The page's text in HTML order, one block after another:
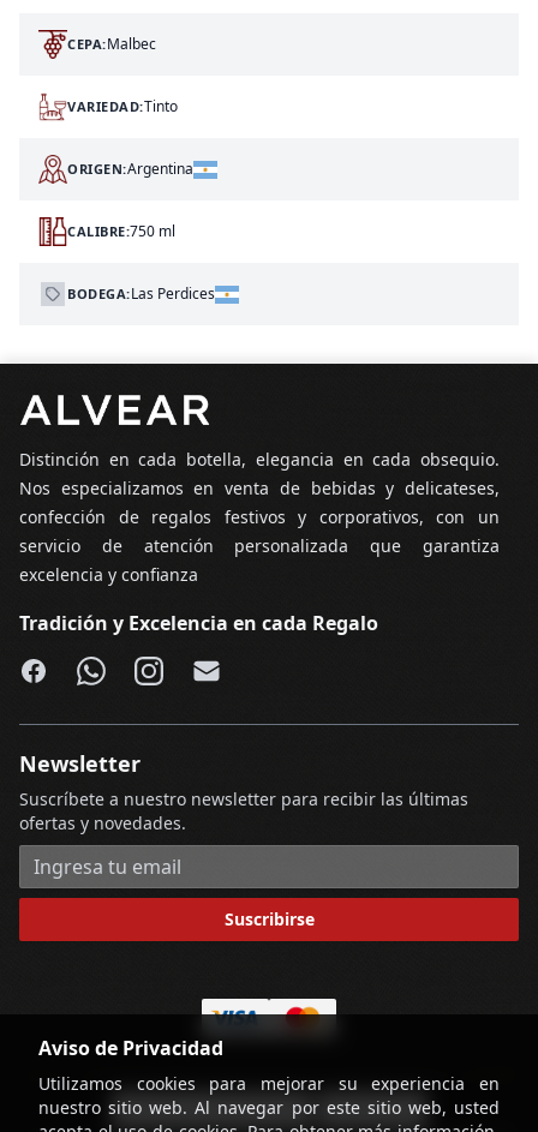
CEPA:Malbec
VARIEDAD:Tinto
ORIGEN:Argentina
CALIBRE:750 ml
BODEGA:Las Perdices
Aviso de Privacidad
Utilizamos cookies para mejorar su experiencia en
nuestro sitio web. Al navegar por este sitio web, usted
Distinción en cada botella, elegancia en cada obsequio.
Nos especializamos en venta de bebidas y delicateses,
confección de regalos festivos y corporativos, con un
servicio de atención personalizada que garantiza
excelencia y confianza
Tradición y Excelencia en cada Regalo
Facebook
WhatsApp
Instagram
Email
Newsletter
Suscríbete a nuestro newsletter para recibir las últimas
ofertas y novedades.
Dirección de correo electrónico
Suscribirse
Términos y Condiciones - Contáctenos